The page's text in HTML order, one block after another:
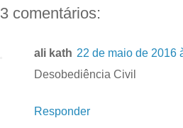
3 comentários:
ali kath 22 de maio de 2016
Desobediência Civil
Responder